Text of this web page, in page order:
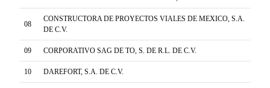
08
CONSTRUCTORA DE PROYECTOS VIALES DE MEXICO, S.A.
DE C.V.
09 CORPORATIVO SAG DE TO, S. DE R.L. DE C.V.
10 DAREFORT, S.A. DE C.V.